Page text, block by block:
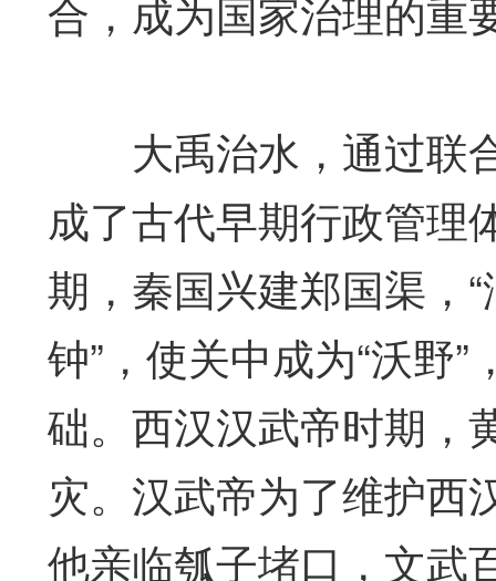
合，成为国家治理的重
大禹治水，通过联
成了古代早期行政管理
期，秦国兴建郑国渠，
钟”，使关中成为“沃野
础。西汉汉武帝时期，
灾。汉武帝为了维护西
他亲临瓠子堵口，文武